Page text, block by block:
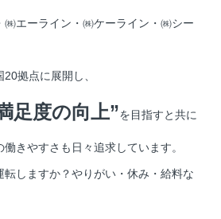
エーライン・㈱ケーライン・㈱シー
拠点に展開し、
足度の向上”を目指すと共に
きやすさも日々追求しています。
しますか？やりがい・休み・給料な